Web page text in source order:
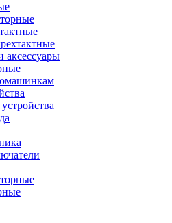
аксессуары